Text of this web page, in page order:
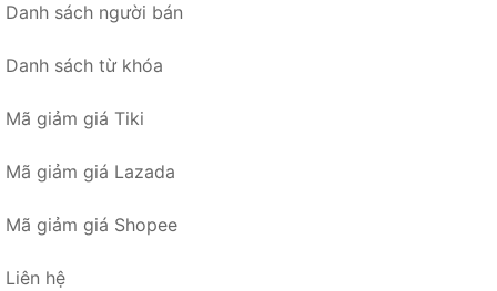
Danh sách người bán
Danh sách từ khóa
Mã giảm giá Tiki
Mã giảm giá Lazada
Mã giảm giá Shopee
Liên hệ